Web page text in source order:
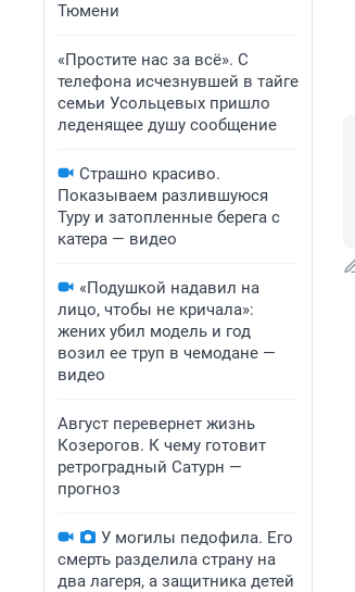
Тюмени
«Простите нас за всё». С
телефона исчезнувшей в тайге
семьи Усольцевых пришло
леденящее душу сообщение
Страшно красиво.
Показываем разлившуюся
Туру и затопленные берега с
катера — видео
«Подушкой надавил на
лицо, чтобы не кричала»:
жених убил модель и год
возил ее труп в чемодане —
видео
Август перевернет жизнь
Козерогов. К чему готовит
ретроградный Сатурн —
прогноз
У могилы педофила. Его
смерть разделила страну на
два лагеря, а защитника детей